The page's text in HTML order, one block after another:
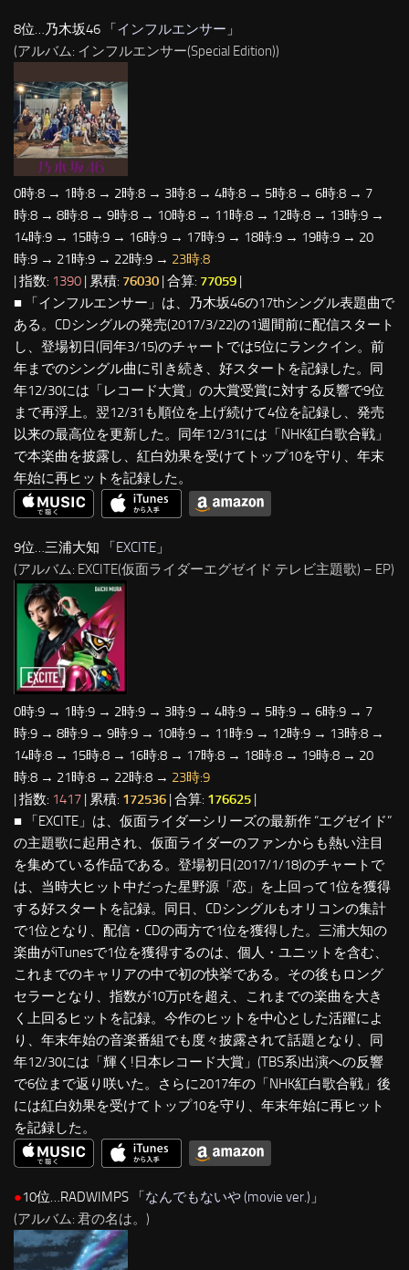
8位…乃木坂46 「インフルエンサー 」
(アルバム: インフルエンサー(Special Edition))
0時:8 → 1時:8 → 2時:8 → 3時:8 → 4時:8 → 5時:8 → 6時:8 → 7
時:8 → 8時:8 → 9時:8 → 10時:8 → 11時:8 → 12時:8 → 13時:9 →
14時:9 → 15時:9 → 16時:9 → 17時:9 → 18時:9 → 19時:9 → 20
時:9 → 21時:9 → 22時:9 → 23時:8
| 指数: 1390 | 累積: 76030 | 合算: 77059 |
■ 「インフルエンサー」は、乃木坂46の17thシングル表題曲で
ある。CDシングルの発売(2017/3/22)の1週間前に配信スタート
し、登場初日(同年3/15)のチャートでは5位にランクイン。前
年までのシングル曲に引き続き、好スタートを記録した。同
年12/30には「レコード大賞」の大賞受賞に対する反響で9位
まで再浮上。翌12/31も順位を上げ続けて4位を記録し、発売
以来の最高位を更新した。同年12/31には「NHK紅白歌合戦」
で本楽曲を披露し、紅白効果を受けてトップ10を守り、年末
年始に再ヒットを記録した。
9位…三浦大知 「EXCITE 」
(アルバム: EXCITE(仮面ライダーエグゼイド テレビ主題歌) – EP)
0時:9 → 1時:9 → 2時:9 → 3時:9 → 4時:9 → 5時:9 → 6時:9 → 7
時:9 → 8時:9 → 9時:9 → 10時:9 → 11時:9 → 12時:9 → 13時:8 →
14時:8 → 15時:8 → 16時:8 → 17時:8 → 18時:8 → 19時:8 → 20
時:8 → 21時:8 → 22時:8 → 23時:9
| 指数: 1417 | 累積: 172536 | 合算: 176625 |
■ 「EXCITE」は、仮面ライダーシリーズの最新作 “エグゼイド”
の主題歌に起用され、仮面ライダーのファンからも熱い注目
を集めている作品である。登場初日(2017/1/18)のチャートで
は、当時大ヒット中だった星野源「恋」を上回って1位を獲得
する好スタートを記録。同日、CDシングルもオリコンの集計
で1位となり、配信・CDの両方で1位を獲得した。三浦大知の
楽曲がiTunesで1位を獲得するのは、個人・ユニットを含む、
これまでのキャリアの中で初の快挙である。その後もロング
セラーとなり、指数が10万ptを超え、これまでの楽曲を大き
く上回るヒットを記録。今作のヒットを中心とした活躍によ
り、年末年始の音楽番組でも度々披露されて話題となり、同
年12/30には「輝く!日本レコード大賞」(TBS系)出演への反響
で6位まで返り咲いた。さらに2017年の「NHK紅白歌合戦」後
には紅白効果を受けてトップ10を守り、年末年始に再ヒット
を記録した。
●10位…RADWIMPS 「なんでもないや (movie ver.) 」
(アルバム: 君の名は。)